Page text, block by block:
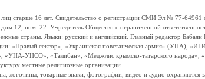
16 лет. Свидетельство о регистрации СМИ Эл № 77-64961
12, пом. 22. Учредитель Общество с ограниченной
страны. Языки: русский и английский. Главный редактор
«Правый сектор», «Украинская повстанческая армия»
УНСО», «Талибан», «Меджлис крымско-татарского народа»,
местные религиозные организации.
логотипы, товарные знаки, фотографии, видео и аудио